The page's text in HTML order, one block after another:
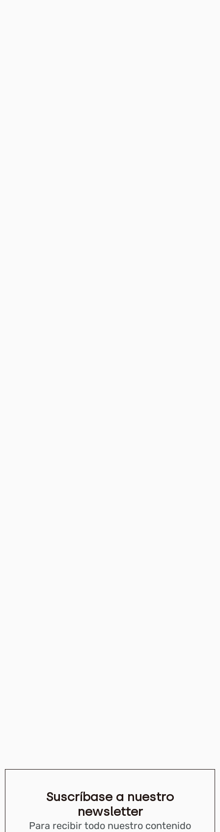
Suscríbase a nuestro
newsletter
Para recibir todo nuestro contenido